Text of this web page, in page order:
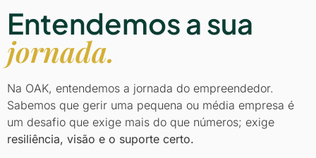
Entendemos a sua
jornada.
Na OAK, entendemos a jornada do empreendedor.
Sabemos que gerir uma pequena ou média empresa é
um desafio que exige mais do que números; exige
resiliência, visão e o suporte certo.